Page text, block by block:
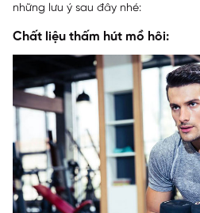
những lưu ý sau đây nhé:
Chất liệu thấm hút mồ hôi: